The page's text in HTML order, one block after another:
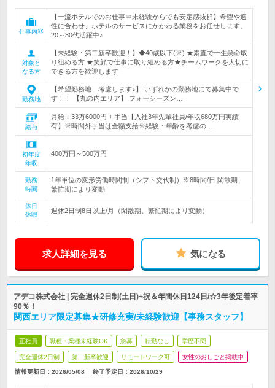
仕事内容
【一流ホテルでのお仕事⇒未経験からでも安定感抜群】希望や適
性に合わせ、ホテルのサービスにかかわる業務をお任せします。
20～30代活躍中♪
対象と
なる方
【未経験・第二新卒歓迎！】◆40歳以下(※) ★素直で一生懸命取
り組める方 ★笑顔で仕事に取り組める方★チームワークを大切に
できる方を歓迎します
勤務地
【希望勤務地、考慮します♪】 いずれかの勤務地にて募集中で
す！！ 【丸の内エリア】 フォーシーズン…
給与
月給：33万6000円 + 手当【入社3年先輩社員/年収680万円実績
有】※時間外手当は全額支給※経験・年齢を考慮の…
初年度
年収
400万円～500万円
勤務
時間
1年単位の変形労働時間制（シフト交代制）※8時間/日 閑散期、
繁忙期により変動
休日
休暇
週休2日制8日以上/月（閑散期、繁忙期により変動）
求人詳細を見る 気になる
アデコ株式会社 | 完全週休2日制(土日)+祝＆年間休日124日/☆3年後定着率
90％！
関西エリア限定募集★研修充実/未経験歓迎【事務スタッフ】
正社員 職種・業種未経験OK 急募 転勤なし 学歴不問
完全週休2日制 第二新卒歓迎 リモートワーク可 女性のおしごと掲載中
情報更新日：2026/05/08 終了予定日： 2026/10/29